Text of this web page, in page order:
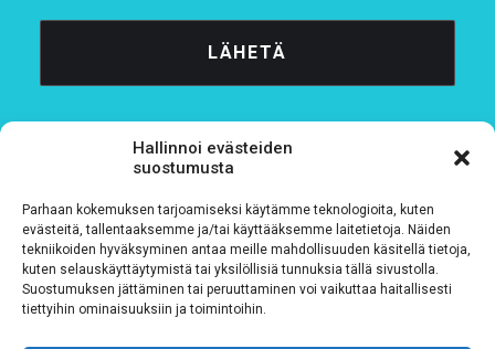
Hallinnoi evästeiden
suostumusta
Parhaan kokemuksen tarjoamiseksi käytämme teknologioita, kuten
evästeitä, tallentaaksemme ja/tai käyttääksemme laitetietoja. Näiden
tekniikoiden hyväksyminen antaa meille mahdollisuuden käsitellä tietoja,
kuten selauskäyttäytymistä tai yksilöllisiä tunnuksia tällä sivustolla.
Suostumuksen jättäminen tai peruuttaminen voi vaikuttaa haitallisesti
tiettyihin ominaisuuksiin ja toimintoihin.
Tietosuojaseloste
Verkkolaskutustiedot